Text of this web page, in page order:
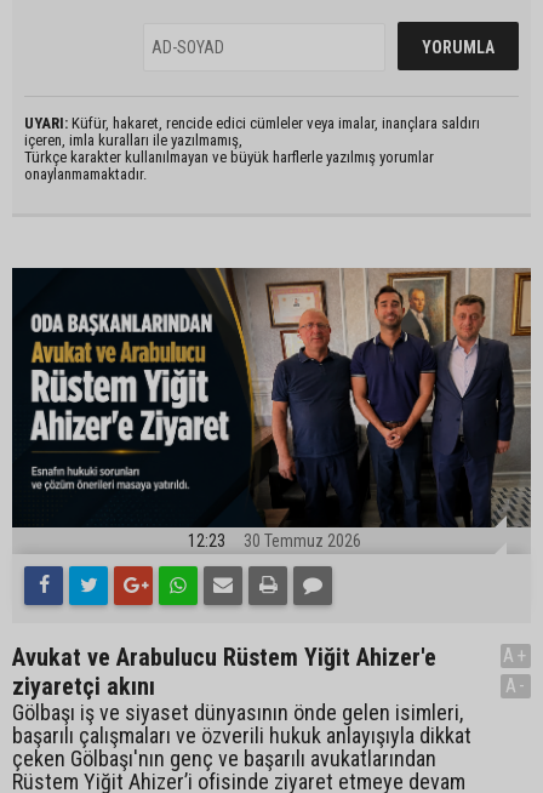
UYARI: Küfür, hakaret, rencide edici cümleler veya imalar, inançlara saldırı
içeren, imla kuralları ile yazılmamış,
Türkçe karakter kullanılmayan ve büyük harflerle yazılmış yorumlar
onaylanmamaktadır.
12:23 30 Temmuz 2026
Avukat ve Arabulucu Rüstem Yiğit Ahizer'e
ziyaretçi akını
Gölbaşı iş ve siyaset dünyasının önde gelen isimleri,
başarılı çalışmaları ve özverili hukuk anlayışıyla dikkat
çeken Gölbaşı'nın genç ve başarılı avukatlarından
Rüstem Yiğit Ahizer’i ofisinde ziyaret etmeye devam
A+
A-